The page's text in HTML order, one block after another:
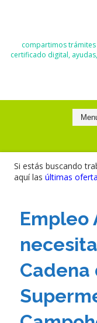
compartimos
certificado digital,
Si estás buscando
aquí las últimas
Empleo
Cadena